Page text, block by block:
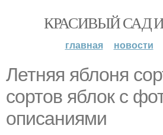
КРАСИВЫЙ САД
главная новости
Летняя яблоня
сортов яблок с
описаниями